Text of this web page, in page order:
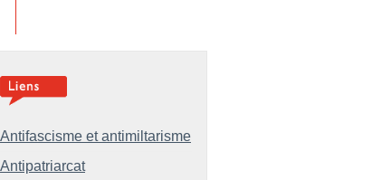
Antifascisme et antimiltarisme
Antipatriarcat